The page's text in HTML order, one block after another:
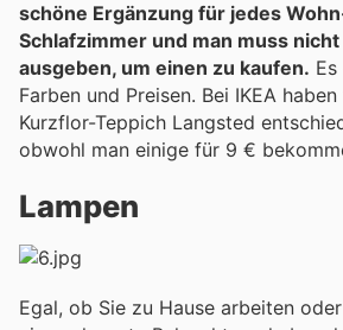
schöne Ergänzung für jedes
Schlafzimmer und man muss nicht
ausgeben, um einen zu kaufen.
Farben und Preisen. Bei IKEA
Kurzflor-Teppich Langsted
obwohl man einige für 9 €
Lampen
Egal, ob Sie zu Hause arbeiten